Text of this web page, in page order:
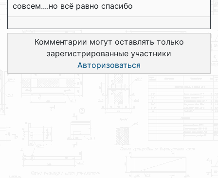
совсем....но всё равно спасибо
Комментарии могут оставлять только
зарегистрированные участники
Авторизоваться